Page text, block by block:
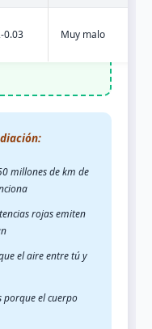
0.03 Muy malo
millones de km de
rojas emiten
el aire entre tú y
porque el cuerpo